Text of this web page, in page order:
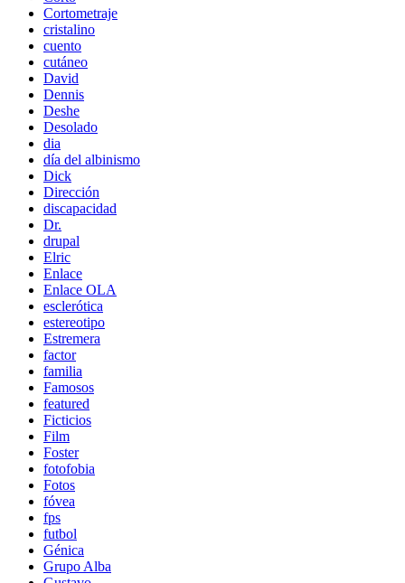
Cortometraje
cristalino
cuento
cutáneo
David
Dennis
Deshe
Desolado
dia
día del albinismo
Dick
Dirección
discapacidad
Dr.
drupal
Elric
Enlace
Enlace OLA
esclerótica
estereotipo
Estremera
factor
familia
Famosos
featured
Ficticios
Film
Foster
fotofobia
Fotos
fóvea
fps
futbol
Génica
Grupo Alba